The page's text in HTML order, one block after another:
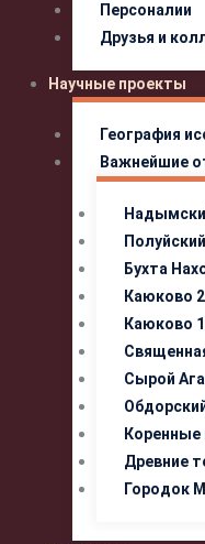
Персоналии
Друзья и
Научные проекты
География
Важнейшие
Бухта
Каюково 2
Каюково 1
Сырой
Древние
Городок